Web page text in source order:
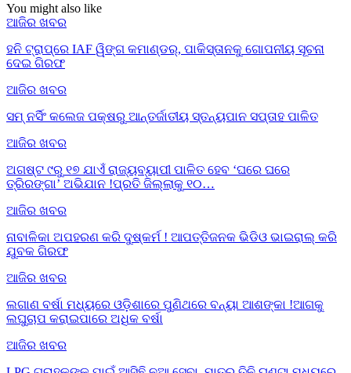
You might also like
ଆଜିର ଖବର
ହନି ଟ୍ରାପ୍‌ରେ IAF ୱିଙ୍ଗ କମାଣ୍ଡର୍, ପାକିସ୍ତାନକୁ ଗୋପନୀୟ ସୂଚନା
ଦେଇ ଗିରଫ
ଆଜିର ଖବର
ସମ୍ ନର୍ସିଂ କଲେଜ ପକ୍ଷରୁ ଆନ୍ତର୍ଜାତୀୟ ସ୍ତନ୍ୟପାନ ସପ୍ତାହ ପାଳିତ
ଆଜିର ଖବର
ଅଗଷ୍ଟ ୯ରୁ ୧୭ ଯାଏଁ ରାଜ୍ୟବ୍ୟାପୀ ପାଳିତ ହେବ ‘ଘରେ ଘରେ
ତ୍ରିରଙ୍ଗା’ ଅଭିଯାନ !ପ୍ରତି ଜିଲ୍ଲାକୁ ୧୦…
ଆଜିର ଖବର
ନାବାଳିକା ଅପହରଣ କରି ଦୁଷ୍କର୍ମ ! ଆପତ୍ତିଜନକ ଭିଡିଓ ଭାଇରାଲ୍ କରି
ଯୁବକ ଗିରଫ
ଆଜିର ଖବର
ଲଗାଣ ବର୍ଷା ମଧ୍ୟରେ ଓଡ଼ିଶାରେ ପୁଣିଥରେ ବନ୍ୟା ଆଶଙ୍କା !ଆଗକୁ
ଲଘୁଚାପ କରାଇପାରେ ଅଧିକ ବର୍ଷା
ଆଜିର ଖବର